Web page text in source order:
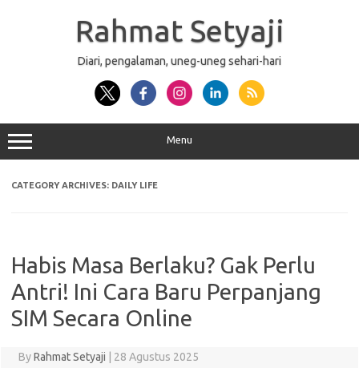
Rahmat Setyaji
Diari, pengalaman, uneg-uneg sehari-hari
Menu
CATEGORY ARCHIVES: DAILY LIFE
Habis Masa Berlaku? Gak Perlu
Antri! Ini Cara Baru Perpanjang
SIM Secara Online
ByRahmat Setyaji 28 Agustus 2025